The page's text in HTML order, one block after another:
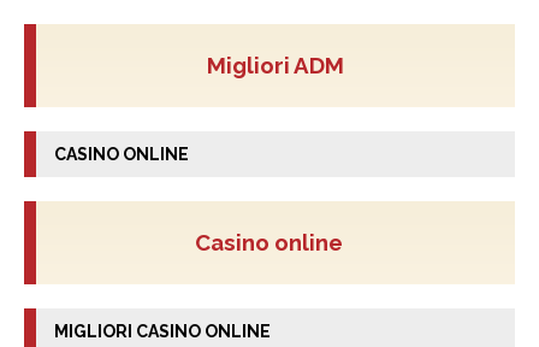
Migliori ADM
CASINO ONLINE
Casino online
MIGLIORI CASINO ONLINE